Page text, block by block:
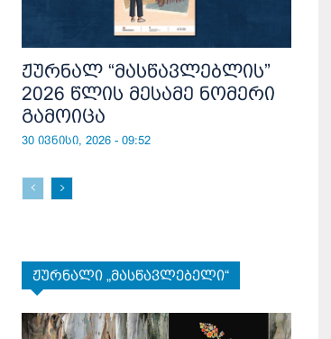
ჟურნალ “მასწავლებლის”
2026 წლის მესამე ნომერი
გამოიცა
30 ივნისი, 2026 - 09:52
ჟურნალი „მასწავლებელი“